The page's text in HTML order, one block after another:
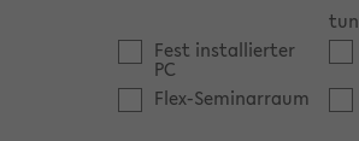
Fest installierter
PC
Flex-Seminarraum